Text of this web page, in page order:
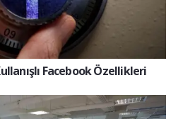
Facebook Özellikleri